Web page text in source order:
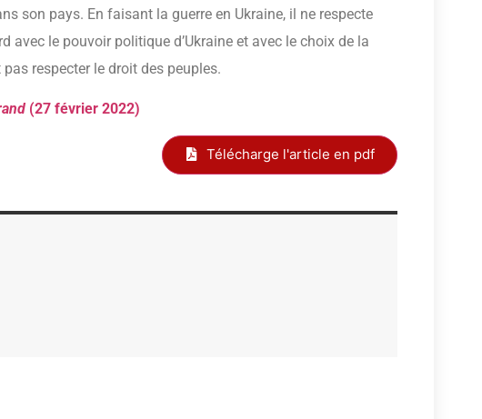
son pays. En faisant la guerre en Ukraine, il ne respecte
avec le pouvoir politique d’Ukraine et avec le choix de la
respecter le droit des peuples.
(27 février 2022)
Télécharge l'article en pdf